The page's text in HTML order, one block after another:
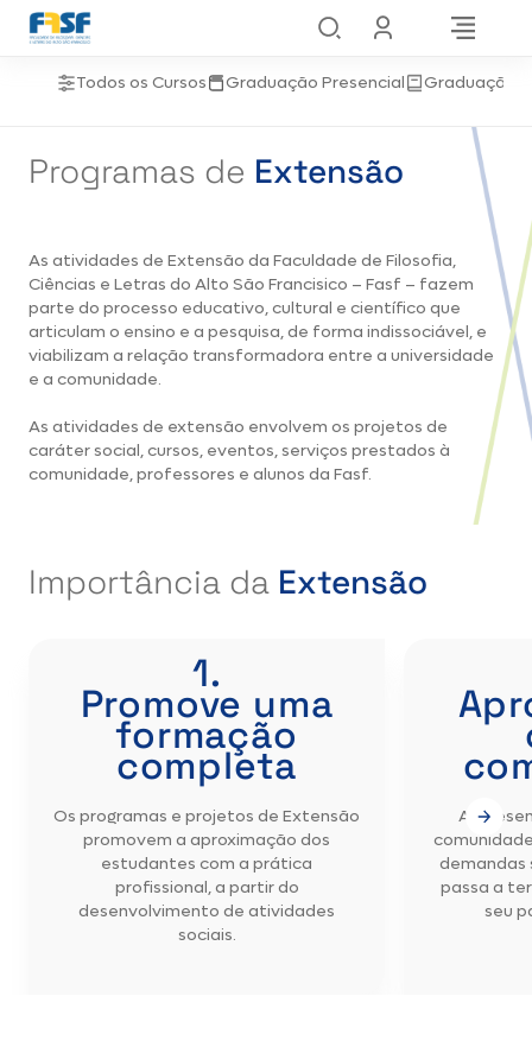
Todos os Cursos Graduação Presencial Graduação
Programas de Extensão
As atividades de Extensão da Faculdade de Filosofia,
Ciências e Letras do Alto São Francisico – Fasf – fazem
parte do processo educativo, cultural e científico que
articulam o ensino e a pesquisa, de forma indissociável, e
viabilizam a relação transformadora entre a universidade
e a comunidade. ​
As atividades de extensão envolvem os projetos de
caráter social, cursos, eventos, serviços prestados à
comunidade, professores e alunos da Fasf.
Importância da Extensão
1.
Promove uma
formação
completa
Os programas e projetos de Extensão
promovem a aproximação dos
estudantes com a prática
profissional, a partir do
desenvolvimento de atividades
sociais.
Ao
demandas
passa a
seu